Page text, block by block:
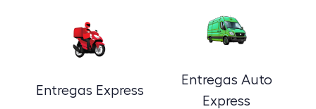
Entregas Express
Entregas Auto
Express